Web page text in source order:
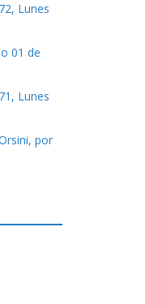
Lunes
01 de
Lunes
por